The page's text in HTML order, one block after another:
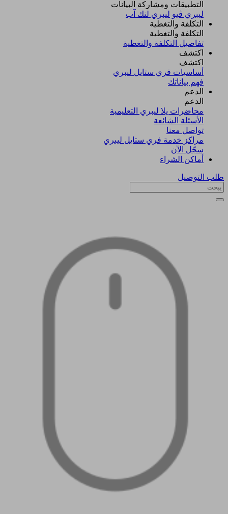
التطبيقات ومشاركة البيانات
ليبري ڤيو ليبري لنك آب
التكلفة والتغطية
التكلفة والتغطية
تفاصيل التكلفة والتغطية
اكتشف​
اكتشف​
أساسيات فري ستايل ليبري
فهم بياناتك
الدعم
الدعم
محاضرات يلا ليبري التعليمية
الأسئلة الشائعة
تواصل معنا
مراكز خدمة فري ستايل ليبري
سجّل الآن​
أماكن الشراء
طلب التوصيل